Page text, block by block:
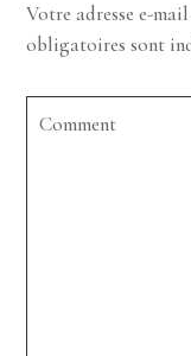
Votre adresse e-
obligatoires sont